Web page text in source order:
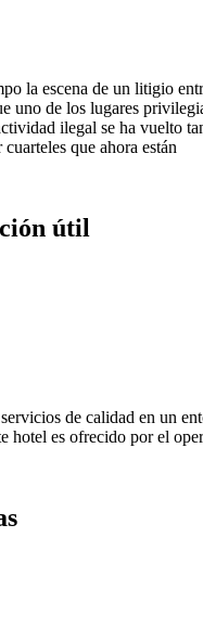
la escena de un litigio
uno de los lugares
ilegal se ha vuelto
que ahora están
útil
de calidad en un
hotel es ofrecido por el